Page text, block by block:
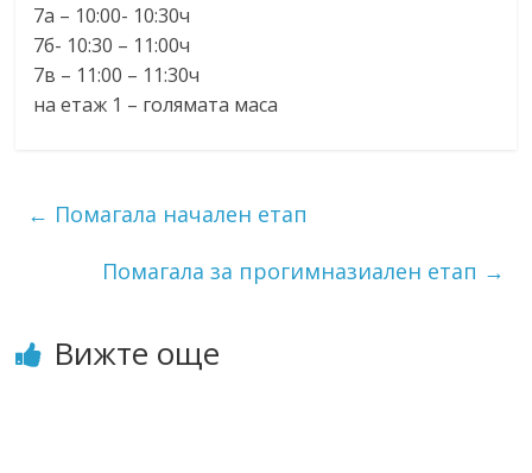
7а – 10:00- 10:30ч
7б- 10:30 – 11:00ч
7в – 11:00 – 11:30ч
на етаж 1 – голямата маса
← Помагала начален етап
Помагала за прогимназиален етап →
Вижте още